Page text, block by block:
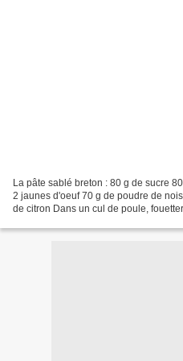
La pâte sablé breton : 80 g de sucre
2 jaunes d'oeuf 70 g de poudre de
de citron Dans un cul de poule,